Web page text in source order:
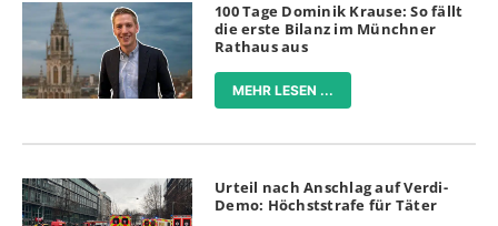
100 Tage Dominik Krause: So fällt
die erste Bilanz im Münchner
Rathaus aus
MEHR LESEN ...
Urteil nach Anschlag auf Verdi-
Demo: Höchststrafe für Täter